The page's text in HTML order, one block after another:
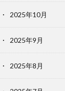
2025年10月
2025年9月
2025年8月